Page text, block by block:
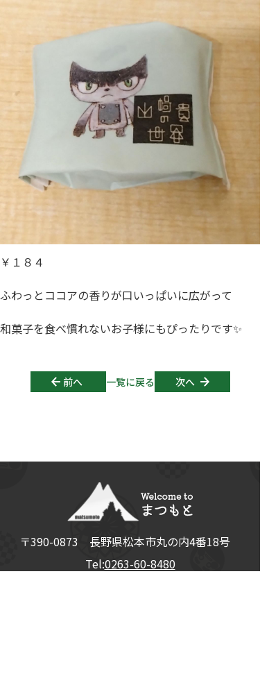
￥１８４
ふわっとココアの香りが口いっぱいに広がって
和菓子を食べ慣れないお子様にもぴったりです✨
Post navigation
前へ 一覧に戻る 次へ
〒390-0873 長野県松本市丸の内4番18号
Tel:0263-60-8480